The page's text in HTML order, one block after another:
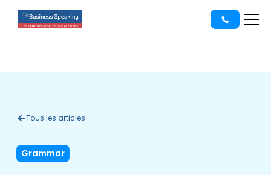
Tous les articles
Grammar